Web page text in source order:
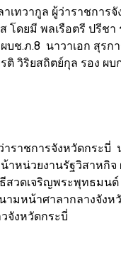
เทวากูล ผู้ว่าราชกา
โดยมี พลเรือตรี ปรีช
ช.ภ.8 นาวาเอก สุรก
วิริยสถิตย์กุล รอง ผบ
ราชการจังหวัดกระบี่
หน่วยงานรัฐวิสาหกิจ
วดเจริญพระพุทธมน
มหน้าศาลากลางจังห
จังหวัดกระบี่